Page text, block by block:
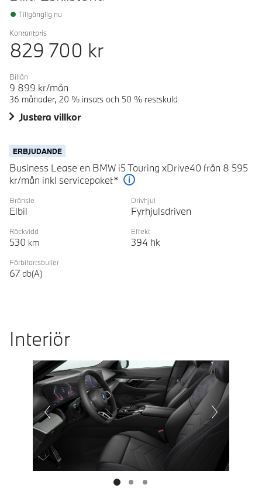
Tillgänglig nu
Kontantpris
829 700 kr
Billån
9 899 kr/mån
36 månader, 20 % insats och 50 % restskuld
Justera villkor
ERBJUDANDE
Business Lease en BMW i5 Touring xDrive40 från 8 595
kr/mån inkl servicepaket*
Bränsle
Elbil
Drivhjul
Fyrhjulsdriven
Räckvidd
530 km
Effekt
394 hk
Förbifartsbuller
67 db(A)
Interiör
Prevoius
Next